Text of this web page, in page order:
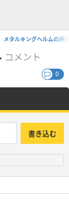
メタルキングヘルムの評
コメント
0
書き込む